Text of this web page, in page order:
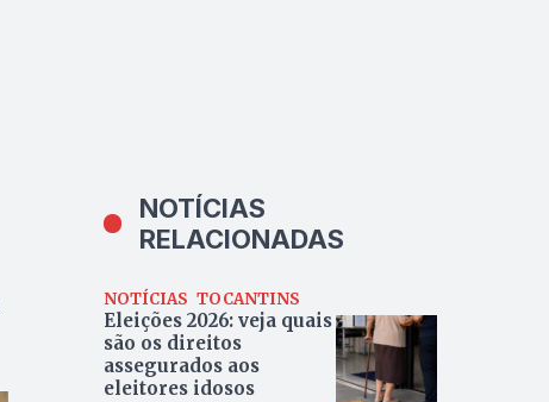
NOTÍCIAS
RELACIONADAS
NOTÍCIAS TOCANTINS
Eleições 2026: veja quais
são os direitos
assegurados aos
eleitores idosos